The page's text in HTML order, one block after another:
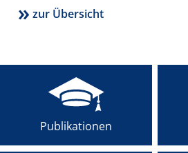
zur Übersicht
Publikationen